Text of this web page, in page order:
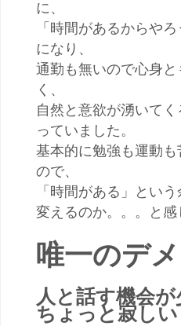
に、
「時間があるからや
になり、
通勤も無いので心身
く、
自然と意欲が湧いて
っていました。
基本的に勉強も運動
ので、
「時間がある」とい
変えるのか。。。と感
唯一のデ
人と話す機会
ちょっと寂しい